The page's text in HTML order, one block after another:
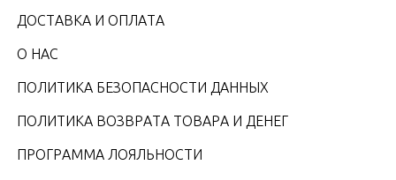
ДОСТАВКА И ОПЛАТА
О НАС
ПОЛИТИКА БЕЗОПАСНОСТИ ДАННЫХ
ПОЛИТИКА ВОЗВРАТА ТОВАРА И ДЕНЕГ
ПРОГРАММА ЛОЯЛЬНОСТИ